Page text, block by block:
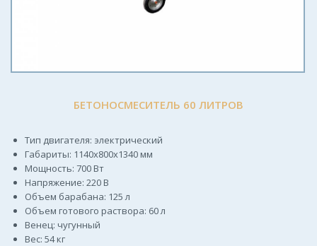
БЕТОНОСМЕСИТЕЛЬ 60 ЛИТРОВ
Тип двигателя: электрический
Габариты: 1140х800х1340 мм
Мощность: 700 Вт
Напряжение: 220 В
Объем барабана: 125 л
Объем готового раствора: 60 л
Венец: чугунный
Вес: 54 кг